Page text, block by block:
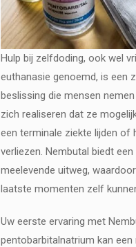
Hulp bij zelfdoding, ook wel
euthanasie genoemd, is een
beslissing die mensen
zich realiseren dat ze
een terminale ziekte lijden of
verliezen. Nembutal biedt
meelevende uitweg,
laatste momenten zelf
Uw eerste ervaring met
pentobarbitalnatrium kan een